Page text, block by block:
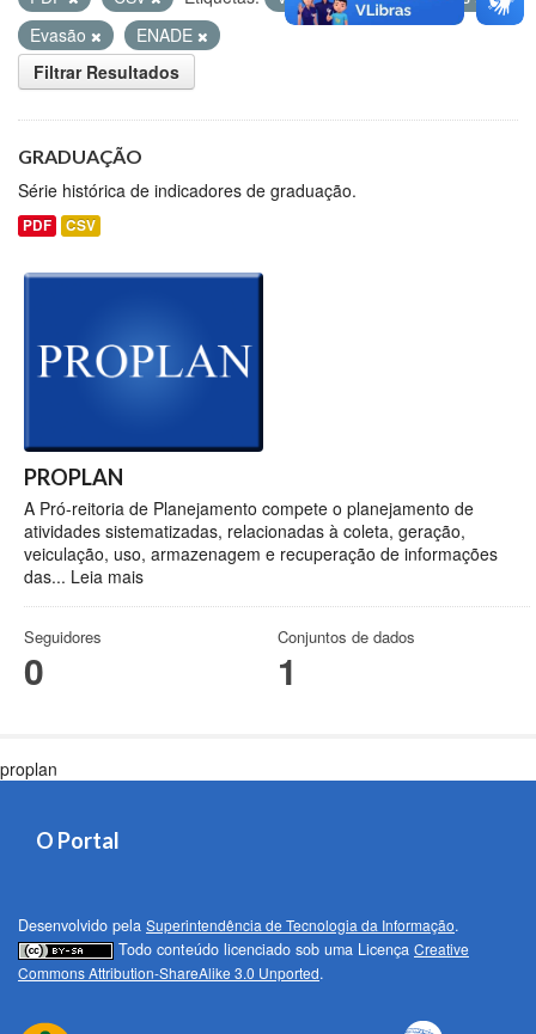
Evasão
ENADE
Filtrar Resultados
GRADUAÇÃO
Série histórica de indicadores de graduação.
PDF CSV
PROPLAN
A Pró-reitoria de Planejamento compete o planejamento de
atividades sistematizadas, relacionadas à coleta, geração,
veiculação, uso, armazenagem e recuperação de informações
das... Leia mais
Seguidores
0
Conjuntos de dados
1
proplan
O Portal
Desenvolvido pela Superintendência de Tecnologia da Informação.
Todo conteúdo licenciado sob uma Licença Creative
Commons Attribution-ShareAlike 3.0 Unported.